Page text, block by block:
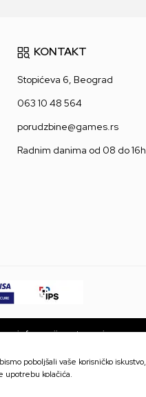
KONTAKT
Stopićeva 6, Beograd
063 10 48 564
porudzbine@games.rs
Radnim danima od 08 do 16h
sve informacije potpune i
robe možete
poboljšali vaše korisničko iskustvo,
upotrebu kolačića.